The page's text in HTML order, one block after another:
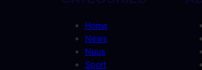
Home
News
Nuus
Sport